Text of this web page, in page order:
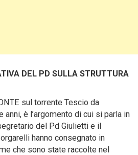
DEL PD SULLA STRUTTURA
sul torrente Tescio da
anni, è l’argomento di cui si parla in
del Pd Giulietti e il
hanno consegnato in
che sono state raccolte nel